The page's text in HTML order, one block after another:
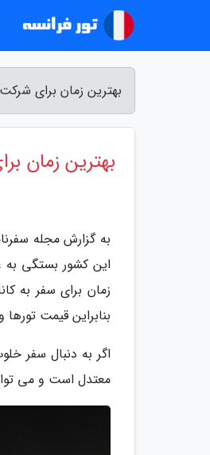
بهترین زمان برای
بهترین زمان
به گزارش مجله
این کشور بستگی به
زمان برای سفر به
بنابراین قیمت
اگر به دنبال سفر
معتدل است و می